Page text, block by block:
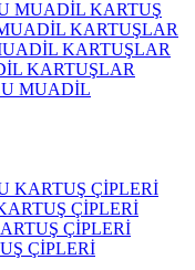
MUADİL KARTUŞ
KARTUŞLAR
KARTUŞLAR
KARTUŞLAR
MUADİL
KARTUŞ ÇİPLERİ
ÇİPLERİ
ÇİPLERİ
ÇİPLERİ